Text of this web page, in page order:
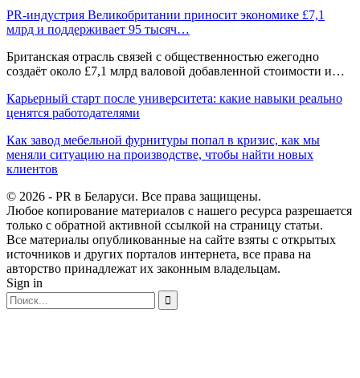
PR-индустрия Великобритании приносит экономике £7,1
млрд и поддерживает 95 тысяч…
Британская отрасль связей с общественностью ежегодно
создаёт около £7,1 млрд валовой добавленной стоимости и…
Карьерный старт после университета: какие навыки реально
ценятся работодателями
Как завод мебельной фурнитуры попал в кризис, как мы
меняли ситуацию на производстве, чтобы найти новых
клиентов
© 2026 - PR в Беларуси. Все права защищены.
Любое копирование материалов с нашего ресурса разрешается
только с обратной активной ссылкой на страницу статьи.
Все материалы опубликованные на сайте взяты с открытых
источников и других порталов интернета, все права на
авторство принадлежат их законным владельцам.
Sign in